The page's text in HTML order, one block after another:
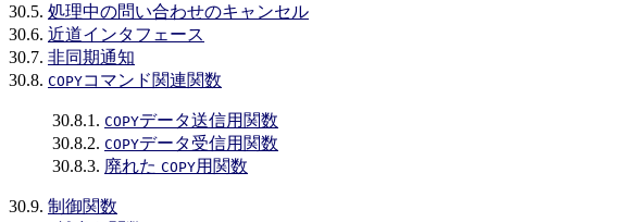
30.5. 処理中の問い合わせのキャンセル
30.6. 近道インタフェース
30.7. 非同期通知
30.8. COPYコマンド関連関数
30.8.1. COPYデータ送信用関数
30.8.2. COPYデータ受信用関数
30.8.3. 廃れた COPY用関数
30.9. 制御関数